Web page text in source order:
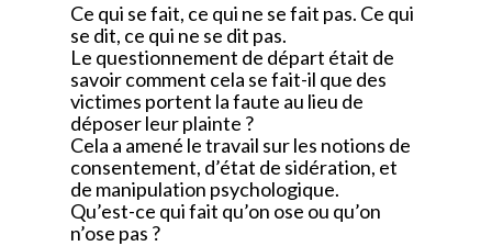
Ce qui se fait, ce qui ne se fait pas. Ce qui
se dit, ce qui ne se dit pas.
Le questionnement de départ était de
savoir comment cela se fait-il que des
victimes portent la faute au lieu de
déposer leur plainte ?
Cela a amené le travail sur les notions de
consentement, d’état de sidération, et
de manipulation psychologique.
Qu’est-ce qui fait qu’on ose ou qu’on
n’ose pas ?